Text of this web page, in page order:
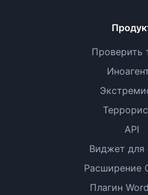
Проверить
API
Виджет для
Расширение
Плагин